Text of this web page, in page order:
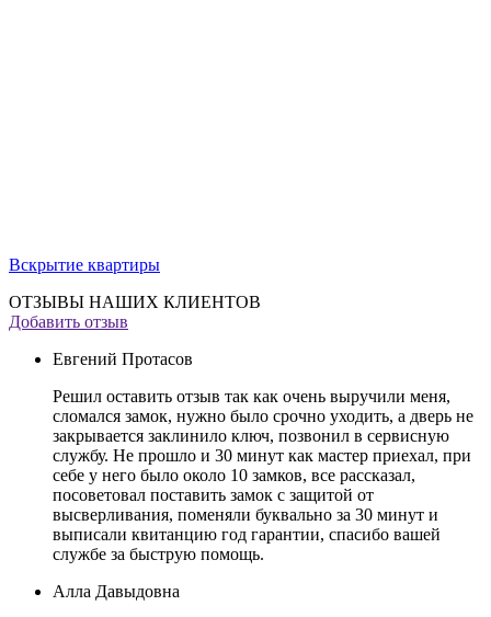
Вскрытие квартиры
ОТЗЫВЫ НАШИХ КЛИЕНТОВ
Добавить отзыв
Евгений Протасов
Решил оставить отзыв так как очень выручили меня,
сломался замок, нужно было срочно уходить, а дверь не
закрывается заклинило ключ, позвонил в сервисную
службу. Не прошло и 30 минут как мастер приехал, при
себе у него было около 10 замков, все рассказал,
посоветовал поставить замок с защитой от
высверливания, поменяли буквально за 30 минут и
выписали квитанцию год гарантии, спасибо вашей
службе за быструю помощь.
Алла Давыдовна